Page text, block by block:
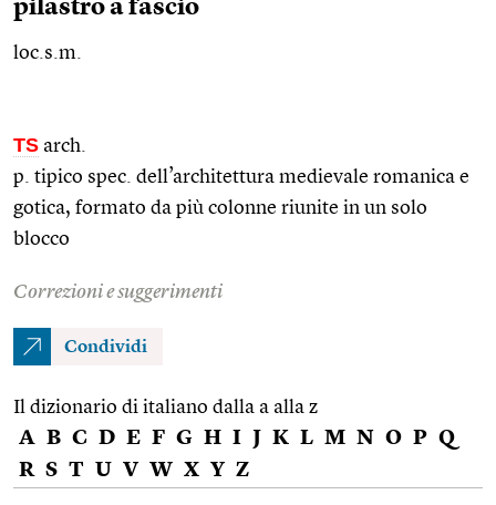
pilastro a fascio
loc.s.m.
TS arch.
p. tipico spec. dell’architettura medievale romanica e
gotica, formato da più colonne riunite in un solo
blocco
Correzioni e suggerimenti
Condividi
Il dizionario di italiano dalla a alla z
A B C D E F G H I J K L M N O P Q
R S T U V W X Y Z